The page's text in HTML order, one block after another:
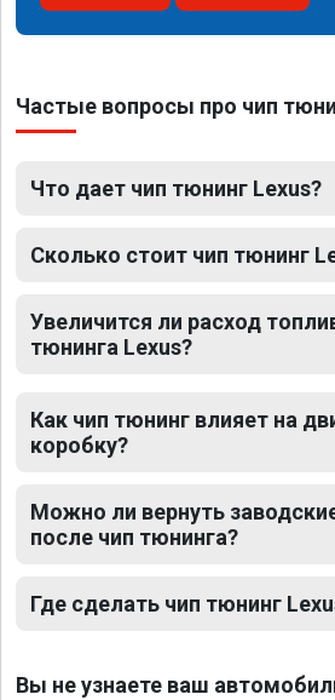
Частые вопросы про чип
Что дает чип тюнинг Lexus?
Сколько стоит чип тюнинг
Увеличится ли расход
тюнинга Lexus?
Как чип тюнинг влияет на
коробку?
Можно ли вернуть
после чип тюнинга?
Где сделать чип тюнинг
Вы не узнаете ваш